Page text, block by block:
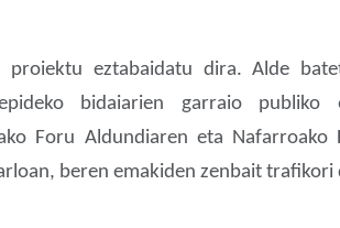
eztabaidatu dira. Alde
bidaiarien garraio publiko
Foru Aldundiaren eta Nafarroako
beren emakiden zenbait trafikori